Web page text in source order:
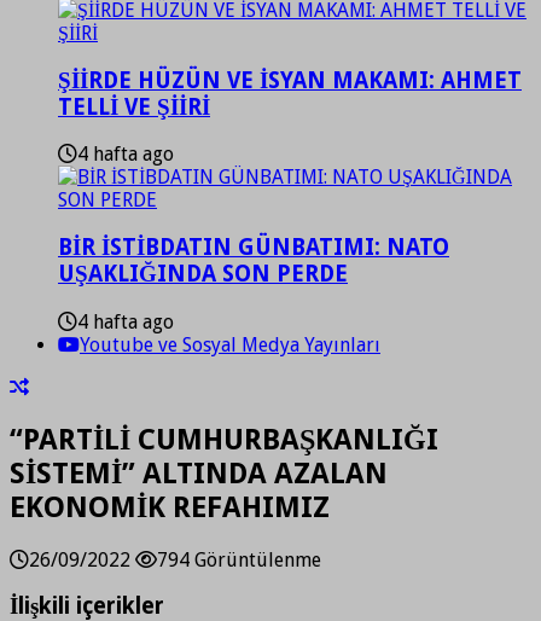
ŞİİRDE HÜZÜN VE İSYAN MAKAMI: AHMET
TELLİ VE ŞİİRİ
4 hafta ago
BİR İSTİBDATIN GÜNBATIMI: NATO
UŞAKLIĞINDA SON PERDE
4 hafta ago
Youtube ve Sosyal Medya Yayınları
“PARTİLİ CUMHURBAŞKANLIĞI
SİSTEMİ” ALTINDA AZALAN
EKONOMİK REFAHIMIZ
26/09/2022 794 Görüntülenme
İlişkili içerikler